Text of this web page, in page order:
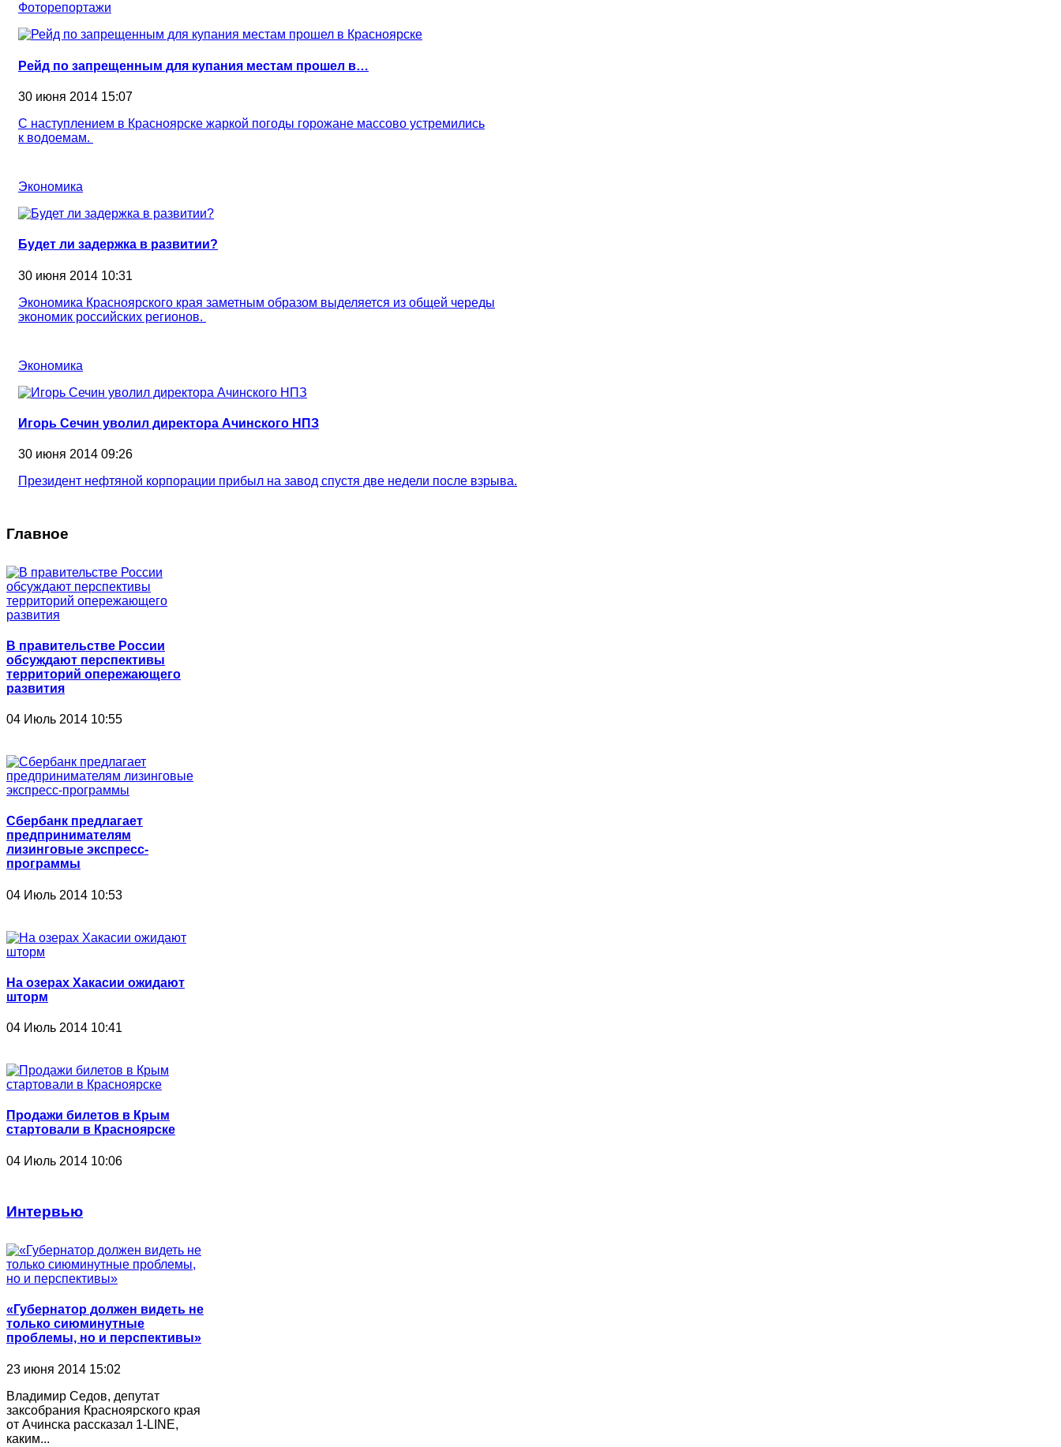
Фоторепортажи
Рейд по запрещенным для купания местам прошел в…
30 июня 2014 15:07
С наступлением в Красноярске жаркой погоды горожане массово устремились
к водоемам.
Экономика
Будет ли задержка в развитии?
30 июня 2014 10:31
Экономика Красноярского края заметным образом выделяется из общей череды
экономик российских регионов.
Экономика
Игорь Сечин уволил директора Ачинского НПЗ
30 июня 2014 09:26
Президент нефтяной корпорации прибыл на завод спустя две недели после взрыва.
Главное
В правительстве России
обсуждают перспективы
территорий опережающего
развития
04 Июль 2014 10:55
Сбербанк предлагает
предпринимателям
лизинговые экспресс-
программы
04 Июль 2014 10:53
На озерах Хакасии ожидают
шторм
04 Июль 2014 10:41
Продажи билетов в Крым
стартовали в Красноярске
04 Июль 2014 10:06
Интервью
«Губернатор должен видеть не
только сиюминутные
проблемы, но и перспективы»
23 июня 2014 15:02
Владимир Седов, депутат
заксобрания Красноярского края
от Ачинска рассказал 1-LINE,
каким...